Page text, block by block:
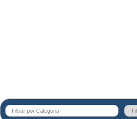
- Filtrar por Categoria -